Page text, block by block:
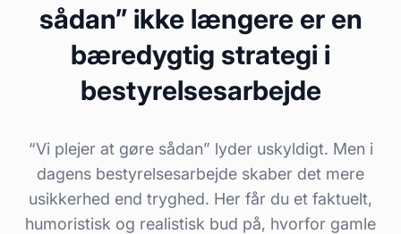
sådan” ikke længere er en
bæredygtig strategi i
bestyrelsesarbejde
“Vi plejer at gøre sådan” lyder uskyldigt. Men i
dagens bestyrelsesarbejde skaber det mere
usikkerhed end tryghed. Her får du et faktuelt,
humoristisk og realistisk bud på, hvorfor gamle